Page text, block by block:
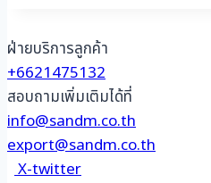
ฝ่ายบริการลูกค้า
+6621475132
สอบถามเพิ่มเติมได้ที่
info@sandm.co.th
export@sandm.co.th
X-twitter